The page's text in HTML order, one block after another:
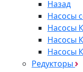
Назад
Насосы
Насосы
Насосы
Насосы
Редукторы